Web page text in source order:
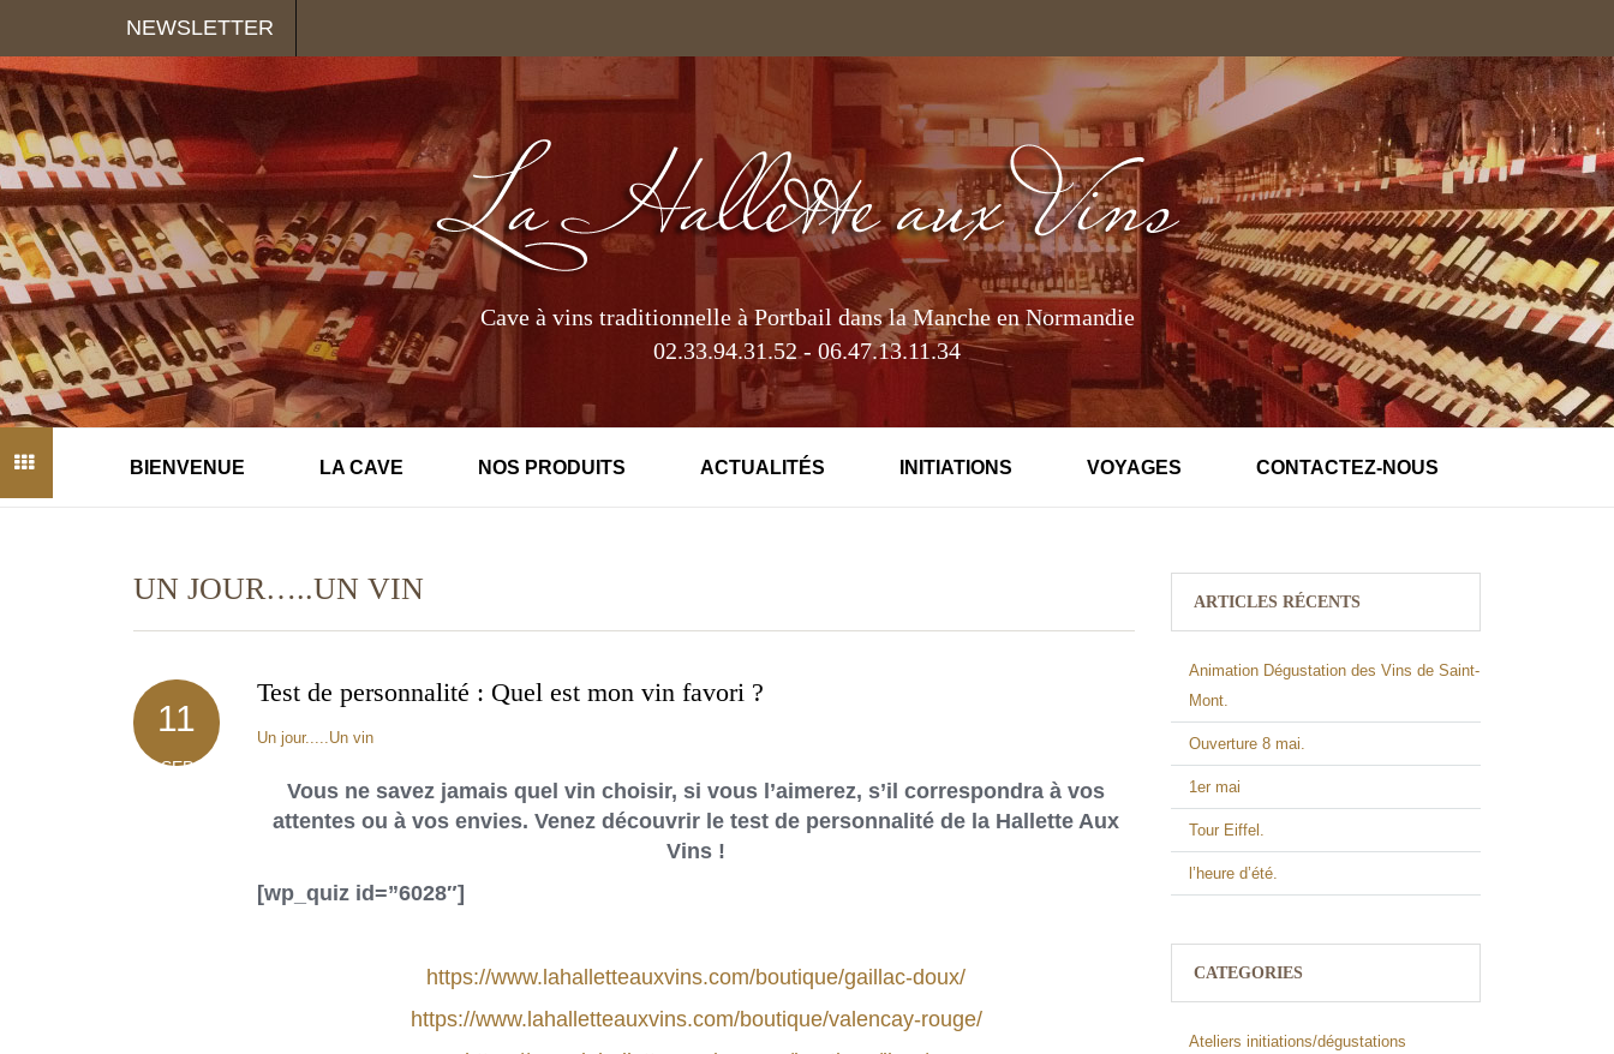
NEWSLETTER
Cave à vins traditionnelle à Portbail dans la Manche en Normandie
02.33.94.31.52 - 06.47.13.11.34
BIENVENUE LA CAVE NOS PRODUITS ACTUALITÉS INITIATIONS VOYAGES CONTACTEZ-NOUS
UN JOUR…..UN VIN
11
SEP
Test de personnalité : Quel est mon vin favori ?
Un jour.....Un vin
Vous ne savez jamais quel vin choisir, si vous l’aimerez, s’il correspondra à vos
attentes ou à vos envies. Venez découvrir le test de personnalité de la Hallette Aux
Vins !
[wp_quiz id=”6028″]
https://www.lahalletteauxvins.com/boutique/gaillac-doux/
https://www.lahalletteauxvins.com/boutique/valencay-rouge/
ARTICLES RÉCENTS
Animation Dégustation des Vins de Saint-
Mont.
Ouverture 8 mai.
1er mai
Tour Eiffel.
l’heure d’été.
CATEGORIES
Ateliers initiations/dégustations
Panneau de gestion des cookies